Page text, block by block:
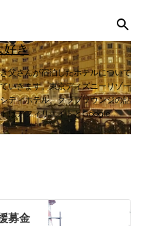
コンテンツに移動
好き
父さんが宿泊したホテルについて
いきます。東京ディズニーリゾー
ティホテル、クラブラウンジの話
はアフィリエイトとGoogle
募金